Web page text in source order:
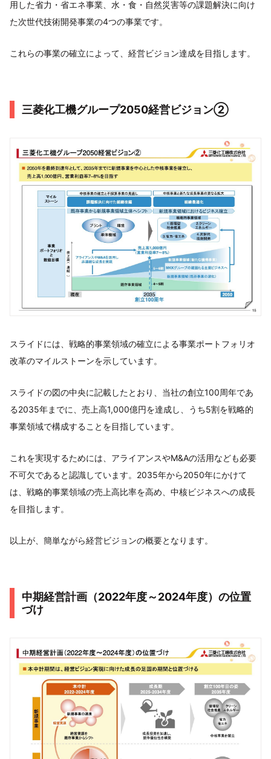
用した省力・省エネ事業、水・食・自然災害等の課題解決に向け
た次世代技術開発事業の4つの事業です。
これらの事業の確立によって、経営ビジョン達成を目指します。
三菱化工機グループ2050経営ビジョン➁
スライドには、戦略的事業領域の確立による事業ポートフォリオ
改革のマイルストーンを示しています。
スライドの図の中央に記載したとおり、当社の創立100周年であ
る2035年までに、売上高1,000億円を達成し、うち5割を戦略的
事業領域で構成することを目指しています。
これを実現するためには、アライアンスやM&Aの活用なども必要
不可欠であると認識しています。2035年から2050年にかけて
は、戦略的事業領域の売上高比率を高め、中核ビジネスへの成長
を目指します。
以上が、簡単ながら経営ビジョンの概要となります。
中期経営計画（2022年度～2024年度）の位置
づけ